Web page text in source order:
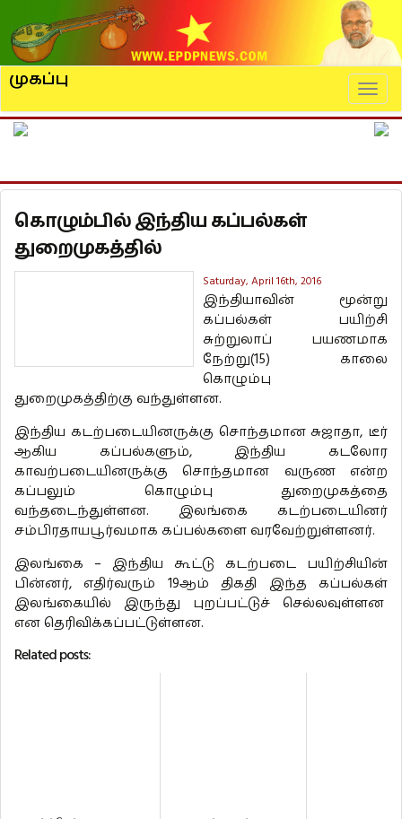
முகப்பு
கொழும்பில் இந்திய கப்பல்கள்
துறைமுகத்தில்
Saturday, April 16th, 2016
இந்தியாவின் மூன்று
கப்பல்கள் பயிற்சி
சுற்றுலாப் பயணமாக
நேற்று(15) காலை
கொழும்பு
துறைமுகத்திற்கு வந்துள்ளன.
இந்திய கடற்படையினருக்கு சொந்தமான சுஜாதா, டீர்
ஆகிய கப்பல்களும், இந்திய கடலோர
காவற்படையினருக்கு சொந்தமான வருண என்ற
கப்பலும் கொழும்பு துறைமுகத்தை
வந்தடைந்துள்ளன. இலங்கை கடற்படையினர்
சம்பிரதாயபூர்வமாக கப்பல்களை வரவேற்றுள்ளனர்.
இலங்கை – இந்திய கூட்டு கடற்படை பயிற்சியின்
பின்னர், எதிர்வரும் 19ஆம் திகதி இந்த கப்பல்கள்
இலங்கையில் இருந்து புறப்பட்டுச் செல்லவுள்ளன
என தெரிவிக்கப்பட்டுள்ளன.
Related posts: